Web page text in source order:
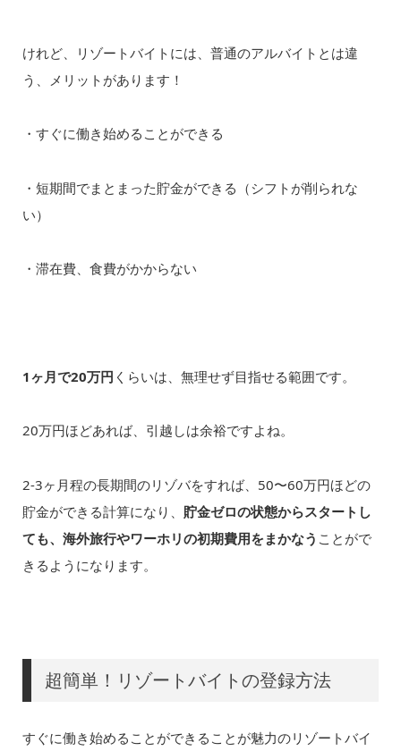
けれど、リゾートバイトには、普通のアルバイトとは違
う、メリットがあります！
・すぐに働き始めることができる
・短期間でまとまった貯金ができる（シフトが削られな
い）
・滞在費、食費がかからない
1ヶ月で20万円 くらいは、無理せず目指せる範囲です。
20万円ほどあれば、引越しは余裕ですよね。
2-3ヶ月程の長期間のリゾバをすれば、50〜60万円ほどの
貯金ができる計算になり、 貯金ゼロの状態からスタートし
ても、海外旅行やワーホリの初期費用をまかなう ことがで
きるようになります。
超簡単！リゾートバイトの登録方法
すぐに働き始めることができることが魅力のリゾートバイ